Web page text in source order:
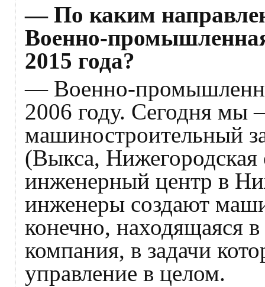
— По каким
Военно-
2015 года?
— Военно-
2006 году. Сегодня мы
машиностроительный
(Выкса, Нижегородская
инженерный центр в
инженеры создают
конечно, находящаяся
компания, в задачи
управление в целом.